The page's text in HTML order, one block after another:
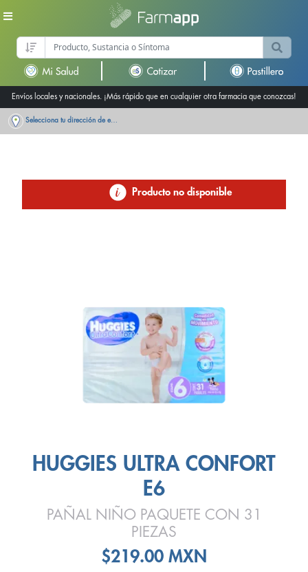
Envíos locales y nacionales. ¡Más rápido que en cualquier otra farmacia que conozcas!
Selecciona tu dirección de entrega
Producto no disponible
HUGGIES ULTRA CONFORT
E6
PAÑAL NIÑO PAQUETE CON 31
PIEZAS
$219.00 MXN